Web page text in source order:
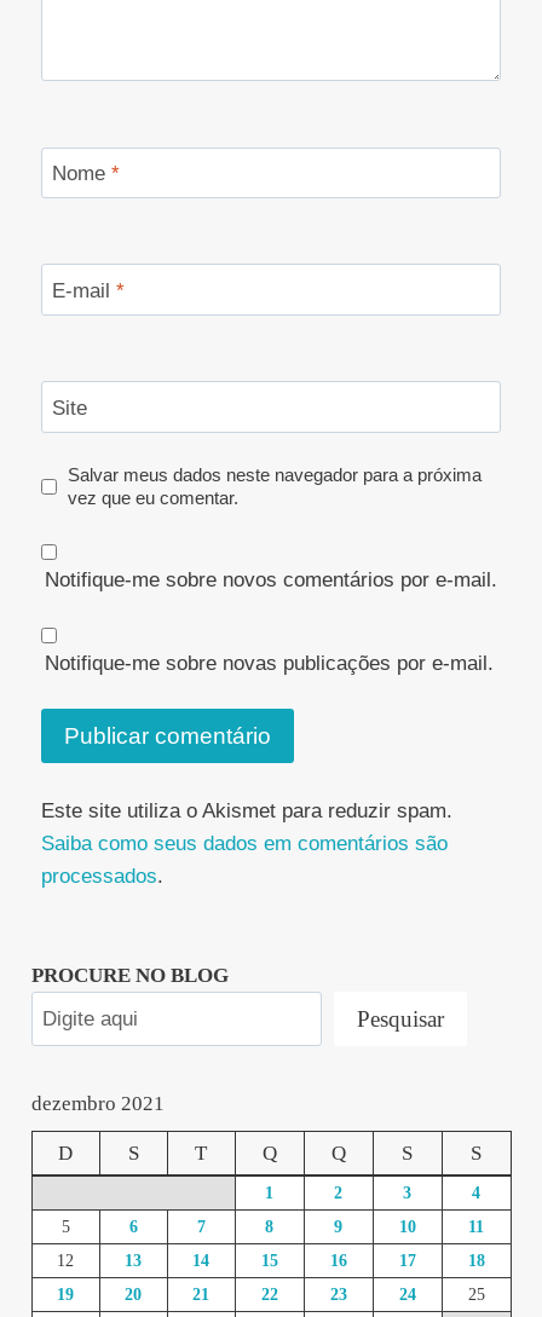
Nome *
E-mail *
Site
Salvar meus dados neste navegador para a próxima
vez que eu comentar.
Notifique-me sobre novos comentários por e-mail.
Notifique-me sobre novas publicações por e-mail.
Este site utiliza o Akismet para reduzir spam.
Saiba como seus dados em comentários são
processados.
PROCURE NO BLOG
Pesquisar
dezembro 2021
D S T Q Q S S
1 2 3
4
5
6 7 8 9 10
11
12
13 14 15 16 17
18
19
20 21 22 23 24
25